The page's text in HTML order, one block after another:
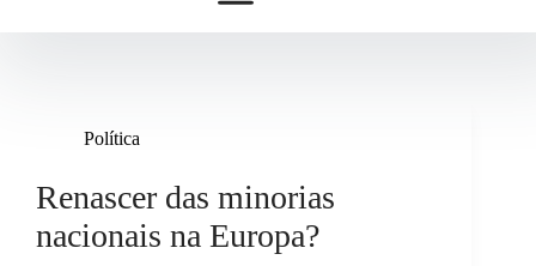
Política
Renascer das minorias
nacionais na Europa?